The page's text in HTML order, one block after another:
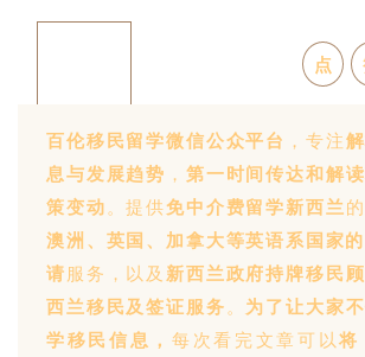
点
百伦移民留学微信公众平台 ，专注
息与发展趋势 ， 第一时间传达和解
策变动。提供免中介费留学新西兰
澳洲、英国、加拿大等英语系国家
请服务，以及 新西兰政府持牌移民
西兰移民及签证服务。 为了让大家
学移民信息，每次看完文章可以将